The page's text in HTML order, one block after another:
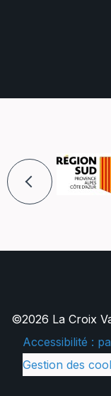
©2026 La Croix
Accessibilité :
Gestion des